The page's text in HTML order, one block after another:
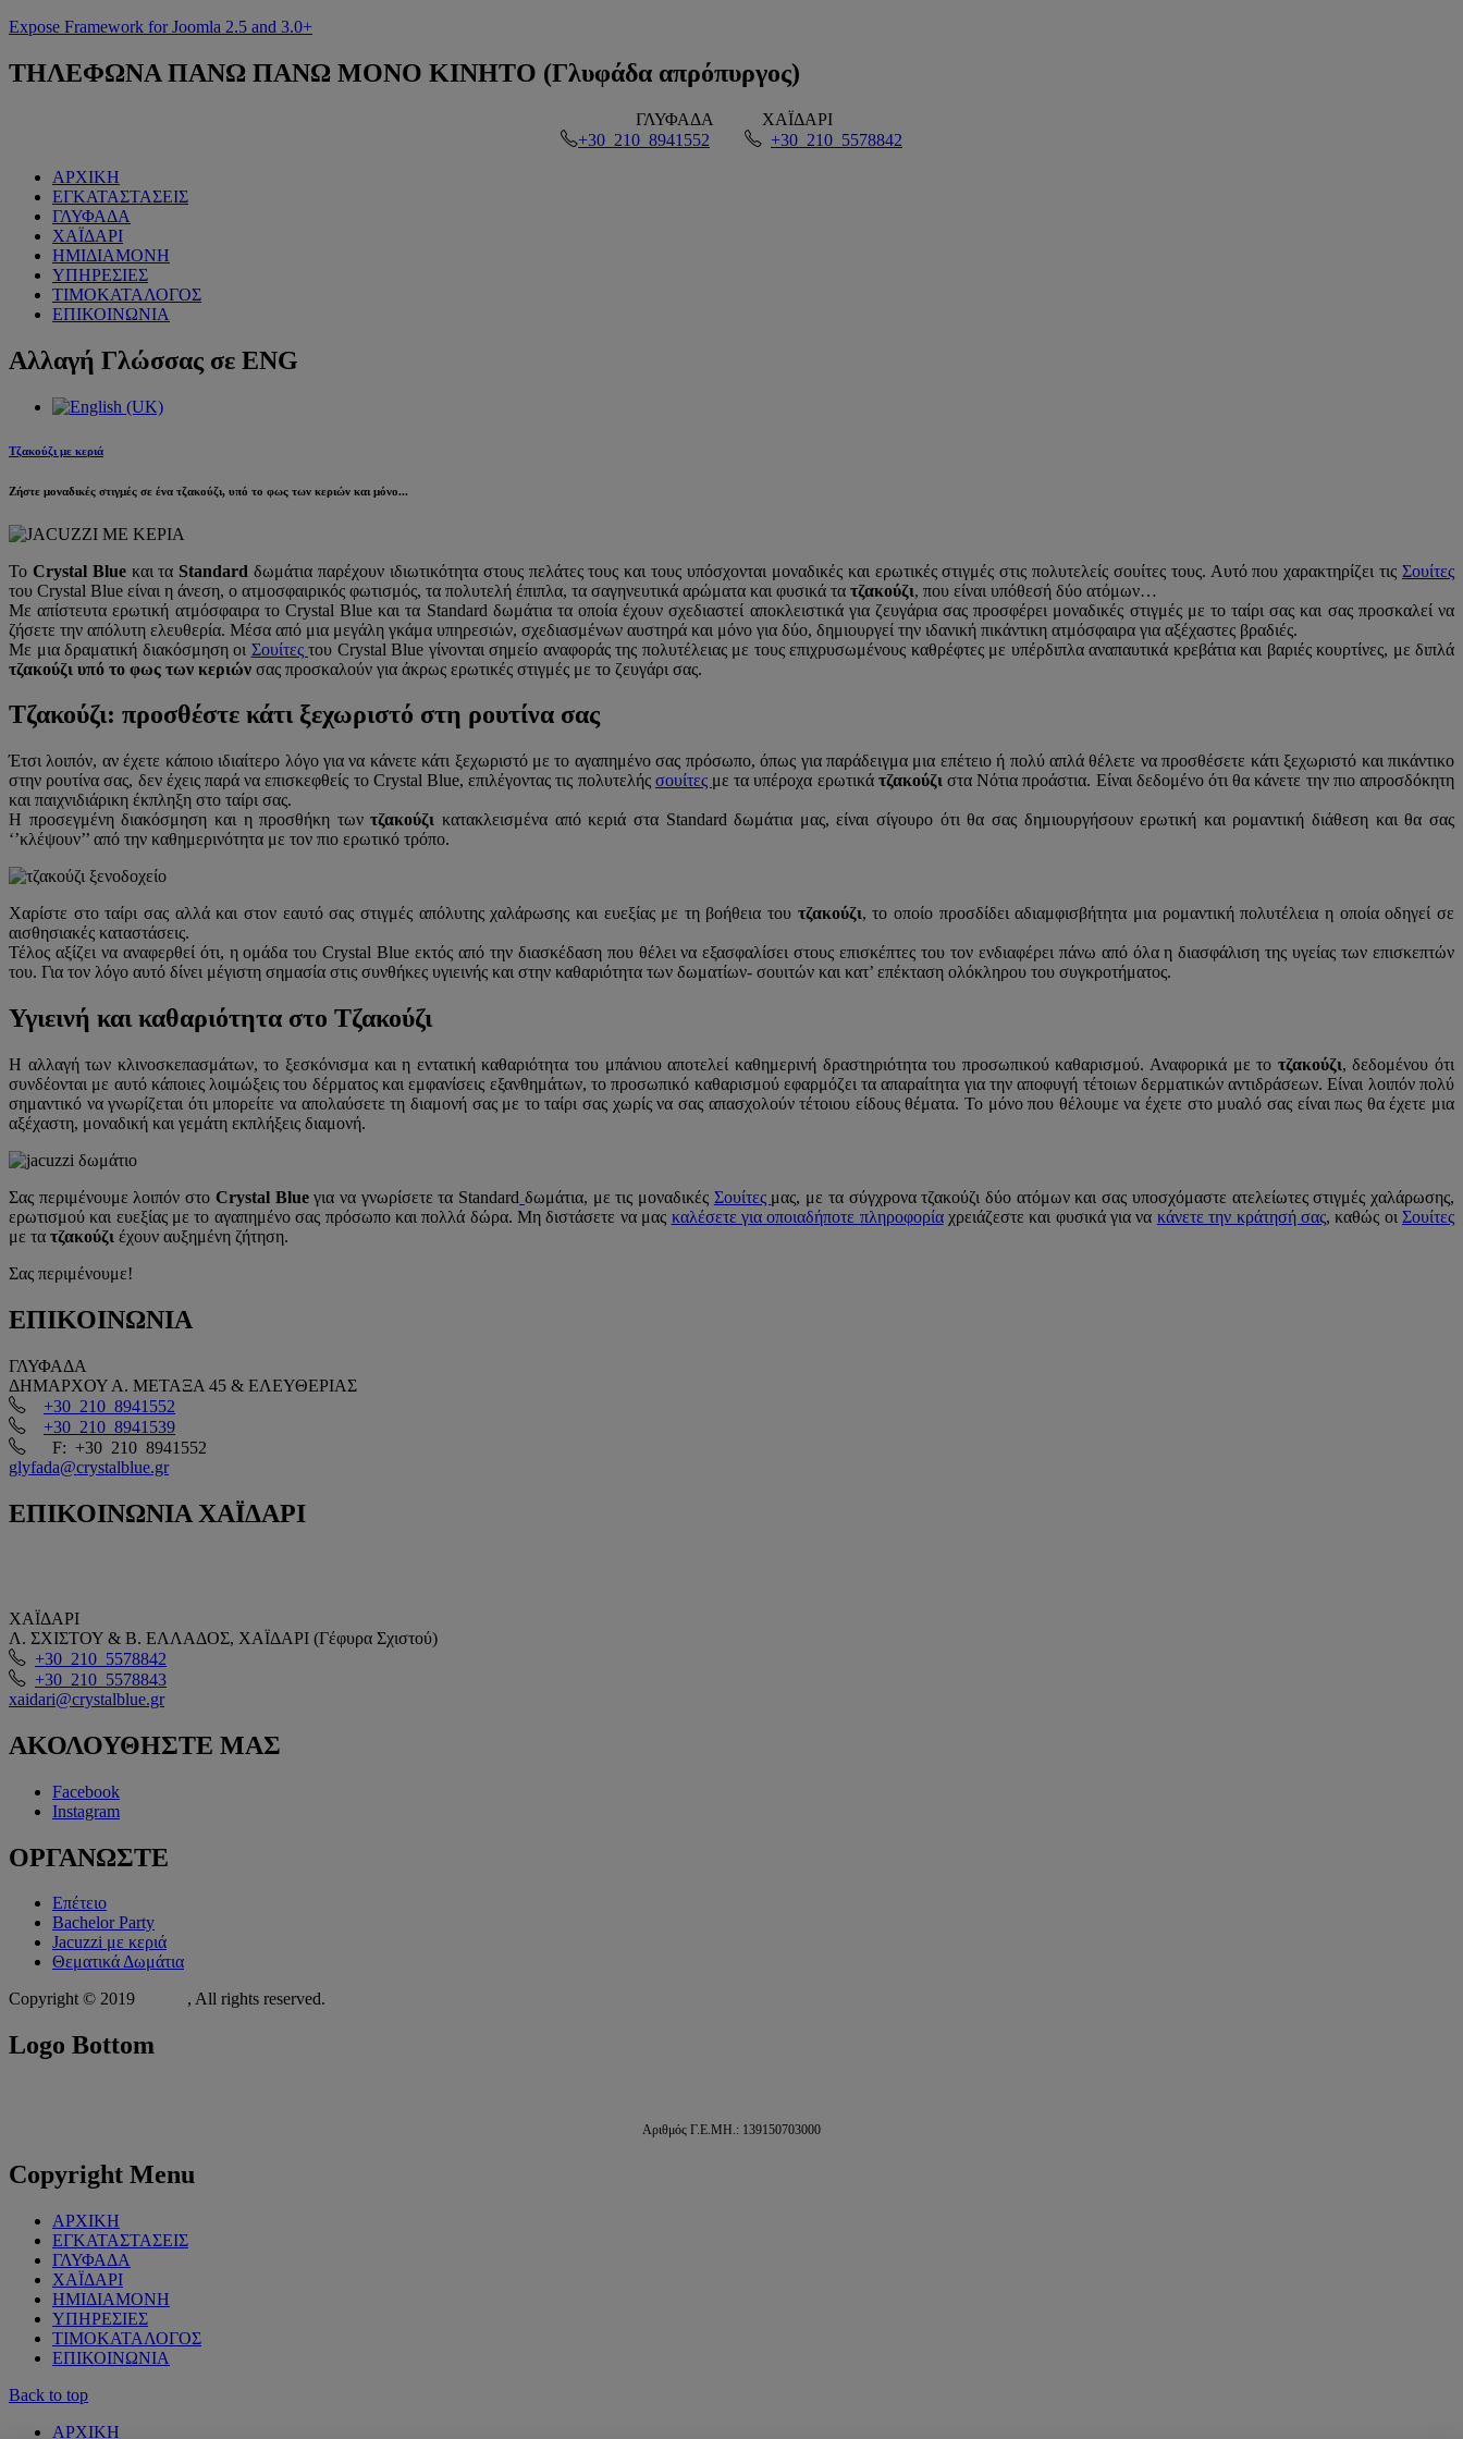
Expose Framework for Joomla 2.5 and 3.0+
ΤΗΛΕΦΩΝΑ ΠΑΝΩ ΠΑΝΩ ΜΟΝΟ ΚΙΝΗΤΟ (Γλυφάδα απρόπυργος)
ΓΛΥΦΑΔΑ ΧΑΪΔΑΡΙ
+30 210 8941552 +30 210 5578842
ΑΡΧΙΚΗ
ΕΓΚΑΤΑΣΤΑΣΕΙΣ
ΓΛΥΦΑΔΑ
ΧΑΪΔΑΡΙ
ΗΜΙΔΙΑΜΟΝΗ
ΥΠΗΡΕΣΙΕΣ
ΤΙΜΟΚΑΤΑΛΟΓΟΣ
ΕΠΙΚΟΙΝΩΝΙΑ
Αλλαγή Γλώσσας σε ENG
Τζακούζι με κεριά
Ζήστε μοναδικές στιγμές σε ένα τζακούζι, υπό το φως των κεριών και μόνο...
Το Crystal Blueκαι τα Standard δωμάτια παρέχουν ιδιωτικότητα στους πελάτες τους και τους υπόσχονται μοναδικές και ερωτικές στιγμές στις πολυτελείς σουίτες τους. Αυτό που χαρακτηρίζει τιςΣουίτες
του Crystal Blue είναι η άνεση, ο ατμοσφαιρικός φωτισμός, τα πολυτελή έπιπλα, τα σαγηνευτικά αρώματα και φυσικά τα τζακούζι, που είναι υπόθεσή δύο ατόμων…
Με απίστευτα ερωτική ατμόσφαιρα το Crystal Blue και τα Standard δωμάτια τα οποία έχουν σχεδιαστεί αποκλειστικά για ζευγάρια σας προσφέρει μοναδικές στιγμές με το ταίρι σας και σας προσκαλεί να
ζήσετε την απόλυτη ελευθερία. Μέσα από μια μεγάλη γκάμα υπηρεσιών, σχεδιασμένων αυστηρά και μόνο για δύο, δημιουργεί την ιδανική πικάντικη ατμόσφαιρα για αξέχαστες βραδιές.
Με μια δραματική διακόσμηση οι Σουίτες του Crystal Blue γίνονται σημείο αναφοράς της πολυτέλειας με τους επιχρυσωμένους καθρέφτες με υπέρδιπλα αναπαυτικά κρεβάτια και βαριές κουρτίνες, με διπλά
τζακούζι υπό το φως των κεριών σας προσκαλούν για άκρως ερωτικές στιγμές με το ζευγάρι σας.
Τζακούζι: προσθέστε κάτι ξεχωριστό στη ρουτίνα σας
Έτσι λοιπόν, αν έχετε κάποιο ιδιαίτερο λόγο για να κάνετε κάτι ξεχωριστό με το αγαπημένο σας πρόσωπο, όπως για παράδειγμα μια επέτειο ή πολύ απλά θέλετε να προσθέσετε κάτι ξεχωριστό και πικάντικο
στην ρουτίνα σας, δεν έχεις παρά να επισκεφθείς το Crystal Blue, επιλέγοντας τις πολυτελής σουίτες με τα υπέροχα ερωτικά τζακούζιστα Νότια προάστια. Είναι δεδομένο ότι θα κάνετε την πιο απροσδόκητη
και παιχνιδιάρικη έκπληξη στο ταίρι σας.
Η προσεγμένη διακόσμηση και η προσθήκη τωντζακούζι κατακλεισμένα από κεριά στα Standard δωμάτια μας, είναι σίγουρο ότι θα σας δημιουργήσουν ερωτική και ρομαντική διάθεση και θα σας
‘’κλέψουν’’ από την καθημερινότητα με τον πιο ερωτικό τρόπο.
Χαρίστε στο ταίρι σας αλλά και στον εαυτό σας στιγμές απόλυτης χαλάρωσης και ευεξίας με τη βοήθεια του τζακούζι, το οποίο προσδίδει αδιαμφισβήτητα μια ρομαντική πολυτέλεια η οποία οδηγεί σε
αισθησιακές καταστάσεις.
Τέλος αξίζει να αναφερθεί ότι, η ομάδα του Crystal Blue εκτός από την διασκέδαση που θέλει να εξασφαλίσει στους επισκέπτες του τον ενδιαφέρει πάνω από όλα η διασφάλιση της υγείας των επισκεπτών
του. Για τον λόγο αυτό δίνει μέγιστη σημασία στις συνθήκες υγιεινής και στην καθαριότητα των δωματίων- σουιτών και κατ’ επέκταση ολόκληρου του συγκροτήματος.
Υγιεινή και καθαριότητα στο Τζακούζι
Η αλλαγή των κλινοσκεπασμάτων, το ξεσκόνισμα και η εντατική καθαριότητα του μπάνιου αποτελεί καθημερινή δραστηριότητα του προσωπικού καθαρισμού. Αναφορικά με το τζακούζι, δεδομένου ότι
συνδέονται με αυτό κάποιες λοιμώξεις του δέρματος και εμφανίσεις εξανθημάτων, το προσωπικό καθαρισμού εφαρμόζει τα απαραίτητα για την αποφυγή τέτοιων δερματικών αντιδράσεων. Είναι λοιπόν πολύ
σημαντικό να γνωρίζεται ότι μπορείτε να απολαύσετε τη διαμονή σας με το ταίρι σας χωρίς να σας απασχολούν τέτοιου είδους θέματα. Το μόνο που θέλουμε να έχετε στο μυαλό σας είναι πως θα έχετε μια
αξέχαστη, μοναδική και γεμάτη εκπλήξεις διαμονή.
Σας περιμένουμε λοιπόν στο Crystal Blueγια να γνωρίσετε τα Standard δωμάτια, με τις μοναδικές Σουίτες μας, με τα σύγχρονα τζακούζι δύο ατόμων και σας υποσχόμαστε ατελείωτες στιγμές χαλάρωσης,
ερωτισμού και ευεξίας με το αγαπημένο σας πρόσωπο και πολλά δώρα. Μη διστάσετε να μας καλέσετε για οποιαδήποτε πληροφορίαχρειάζεστε και φυσικά για να κάνετε την κράτησή σας, καθώς οιΣουίτες
με τα τζακούζι έχουν αυξημένη ζήτηση.
Σας περιμένουμε!
ΕΠΙΚΟΙΝΩΝΙΑ
ΓΛΥΦΑΔΑ
ΔΗΜΑΡΧΟΥ Α. ΜΕΤΑΞΑ 45 & ΕΛΕΥΘΕΡΙΑΣ
+30 210 8941552
+30 210 8941539
F: +30 210 8941552
glyfada@crystalblue.gr
ΕΠΙΚΟΙΝΩΝΙΑ ΧΑΪΔΑΡΙ
ΧΑΪΔΑΡΙ
Λ. ΣΧΙΣΤΟΥ & Β. ΕΛΛΑΔΟΣ, ΧΑΪΔΑΡΙ (Γέφυρα Σχιστού)
+30 210 5578842
+30 210 5578843
xaidari@crystalblue.gr
ΑΚΟΛΟΥΘΗΣΤΕ ΜΑΣ
Facebook
Instagram
ΟΡΓΑΝΩΣΤΕ
Επέτειο
Bachelor Party
Jacuzzi με κεριά
Θεματικά Δωμάτια
Copyright © 2019
, All rights reserved.
Logo Bottom
Αριθμός Γ.Ε.ΜΗ.: 139150703000
Copyright Menu
ΑΡΧΙΚΗ
ΕΓΚΑΤΑΣΤΑΣΕΙΣ
ΓΛΥΦΑΔΑ
ΧΑΪΔΑΡΙ
ΗΜΙΔΙΑΜΟΝΗ
ΥΠΗΡΕΣΙΕΣ
ΤΙΜΟΚΑΤΑΛΟΓΟΣ
ΕΠΙΚΟΙΝΩΝΙΑ
Back to top
ΑΡΧΙΚΗ